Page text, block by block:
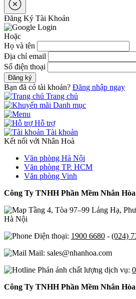
Đăng Ký Tài Khoản
Hoặc
Họ và tên
Địa chỉ email
Số điện thoại
Đăng ký
Bạn đã có tài khoản? Đăng nhập ngay
Trang chủ
Danh mục
Hỗ trợ
Tài khoản
Kết nối với Nhân Hoà
Văn phòng Hà Nội
Văn phòng TP. HCM
Văn phòng Vinh
Công Ty TNHH Phần Mềm Nhân Hòa
Tầng 4, Tòa 97–99 Láng Hạ,
Hà Nội
Điện thoại: 1900 6680 - (024)
Mail: sales@nhanhoa.com
Phản ánh chất lượng dịch vụ:
Công Ty TNHH Phần Mềm Nhân Hòa